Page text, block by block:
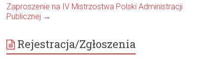
Zaproszenie na IV Mistrzostwa Polski Administracji
Publicznej →
Rejestracja/Zgłoszenia